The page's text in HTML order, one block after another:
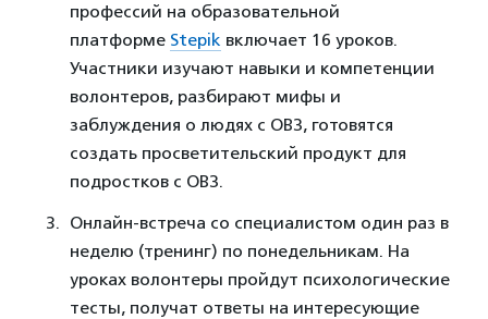
профессий на образовательной
платформе Stepik включает 16 уроков.
Участники изучают навыки и компетенции
волонтеров, разбирают мифы и
заблуждения о людях с ОВЗ, готовятся
создать просветительский продукт для
подростков с ОВЗ.
Онлайн-встреча со специалистом один раз в
неделю (тренинг) по понедельникам. На
уроках волонтеры пройдут психологические
тесты, получат ответы на интересующие